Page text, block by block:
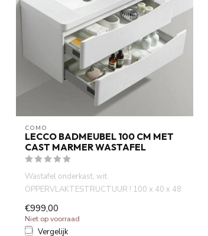
COMO
LECCO BADMEUBEL 100 CM MET
CAST MARMER WASTAFEL
Wastafel onderkast, wit.
OPPERVLAKTESTRUCTUUR ! 100 x 40 x 48
cm, Hoogglans wit...
€999,00
Niet op voorraad
Vergelijk